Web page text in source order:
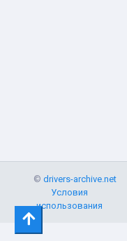
©drivers-archive.net
Условия
использования